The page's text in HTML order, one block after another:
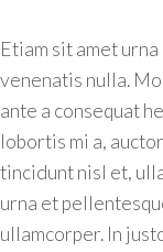
Etiam sit amet
venenatis nulla.
ante a consequat
lobortis mi a,
tincidunt nisl et,
urna et
ullamcorper. In